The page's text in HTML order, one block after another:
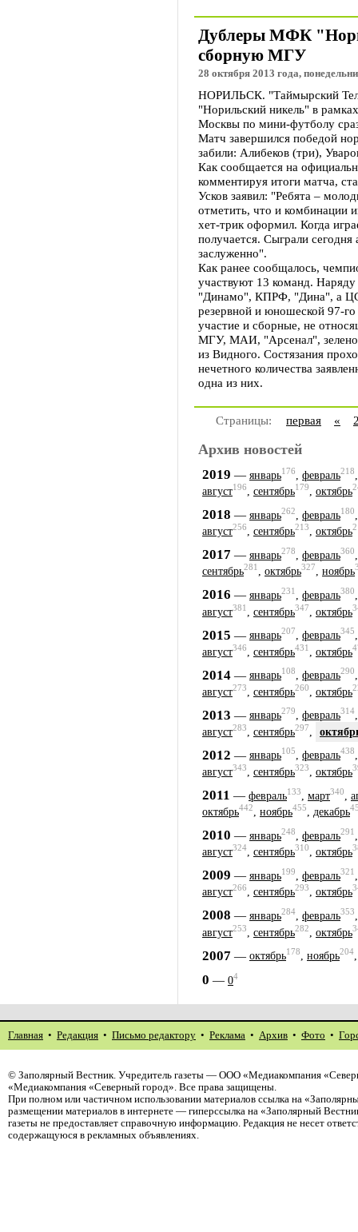
Дублеры МФК
сборную МГУ
28 октября 2013 года,
НОРИЛЬСК. "Таймырский
"Норильский никель" в
Москвы по мини-футболу
Матч завершился победой
забили: Алибеков (три),
Как сообщается на
комментируя итоги матча,
Усков заявил: "Ребята –
отметить, что и комбинации
хет-трик оформил. Когда
получается. Сыграли
заслуженно".
Как ранее сообщалось,
участвуют 13 команд.
"Динамо", КПРФ, "Дина", а
резервной и юношеской 97-
участие и сборные, не
МГУ, МАИ, "Арсенал",
из Видного. Состязания
нечетного количества
одна из них.
Страницы: первая «
Архив новостей
2019 — январь176 февраль218
август196, сентябрь179, октябрь
2018 — январь262 февраль180
август256, сентябрь213, октябрь
2017 — январь278 февраль360
сентябрь281, октябрь327, ноябрь
2016 — январь231 февраль380
август381 сентябрь347 октябрь
2015 — январь207, февраль345
август346 сентябрь431 октябрь
2014 — январь108, февраль290
август273 сентябрь260 октябрь
2013 — январь279, февраль314
август283 сентябрь297
2012 — январь105, февраль438
август343, сентябрь323, октябрь
2011 — февраль133 март340
октябрь442, ноябрь455, декабрь
2010 — январь248 февраль291
август324, сентябрь310, октябрь
2009 — январь199 февраль321
август266, сентябрь293, октябрь
2008 — январь284 февраль353
август253 сентябрь282 октябрь
2007 — октябрь178, ноябрь204
0 — 04
Главная • Редакция • Письмо редактору • Реклама • Архив • Фото •
© Заполярный Вестник. Учредитель газеты — ООО «Медиакомпания
«Медиакомпания «Северный город». Все права защищены.
При полном или частичном использовании материалов ссылка на
размещении материалов в интернете — гиперссылка на «Заполярный
газеты не предоставляет справочную информацию. Редакция не несет
содержащуюся в рекламных объявлениях.